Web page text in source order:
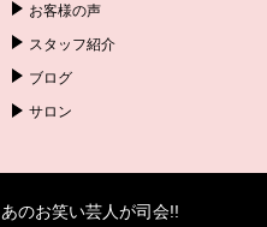
お客様の声
スタッフ紹介
ブログ
サロン
のお笑い芸人が司会!!